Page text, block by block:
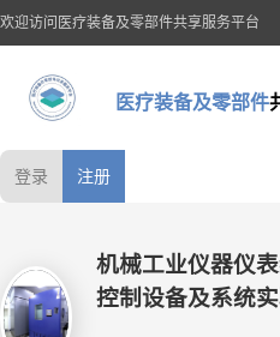
欢迎访问医疗装备及零部件共享服务平台
医疗装备及零部件
登录 注册
机械工业仪器仪
控制设备及系统